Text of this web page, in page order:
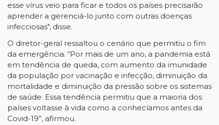
esse vírus veio para ficar e todos os países precisarão
aprender a gerenciá-lo junto com outras doenças
infecciosas", disse.
O diretor-geral ressaltou o cenário que permitiu o fim
da emergência. “Por mais de um ano, a pandemia está
em tendência de queda, com aumento da imunidade
da população por vacinação e infecção, diminuição da
mortalidade e diminuição da pressão sobre os sistemas
de saúde. Essa tendência permitiu que a maioria dos
países voltasse à vida como a conhecíamos antes da
Covid-19”, afirmou.